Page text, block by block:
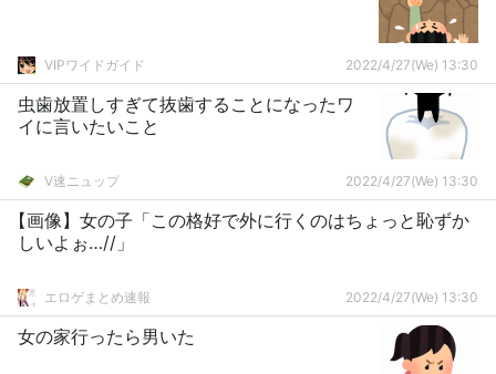
VIPワイドガイド 2022/4/27(We) 13:30
虫歯放置しすぎて抜歯することになったワ
イに言いたいこと
V速ニュップ 2022/4/27(We) 13:30
【画像】女の子「この格好で外に行くのはちょっと恥ずか
しいよぉ…//」
エロゲまとめ速報 2022/4/27(We) 13:30
女の家行ったら男いた